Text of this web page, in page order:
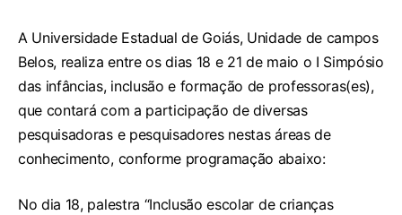
A Universidade Estadual de Goiás, Unidade de campos
Belos, realiza entre os dias 18 e 21 de maio o I Simpósio
das infâncias, inclusão e formação de professoras(es),
que contará com a participação de diversas
pesquisadoras e pesquisadores nestas áreas de
conhecimento, conforme programação abaixo:
No dia 18, palestra “Inclusão escolar de crianças